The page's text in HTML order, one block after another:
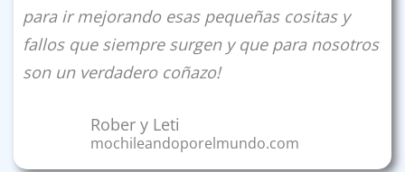
para ir mejorando esas pequeñas cositas y
fallos que siempre surgen y que para nosotros
son un verdadero coñazo!
Rober y Leti
mochileandoporelmundo.com